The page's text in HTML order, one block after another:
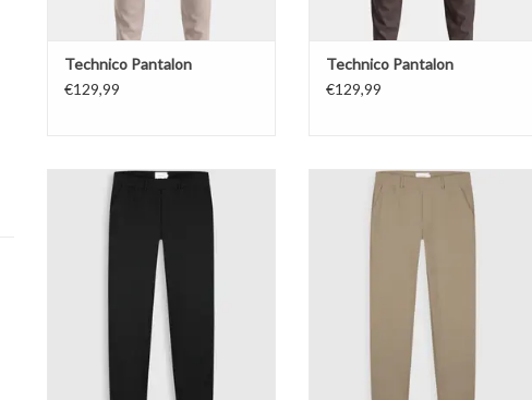
Technico Pantalon
€129,99
Technico Pantalon
€129,99
Pure Path Punta Smart Pants
TOEVOEGEN AAN WINKELWAGEN
Pure Path Punta Smart Pants
TOEVOEGEN AAN WINKELWAGEN